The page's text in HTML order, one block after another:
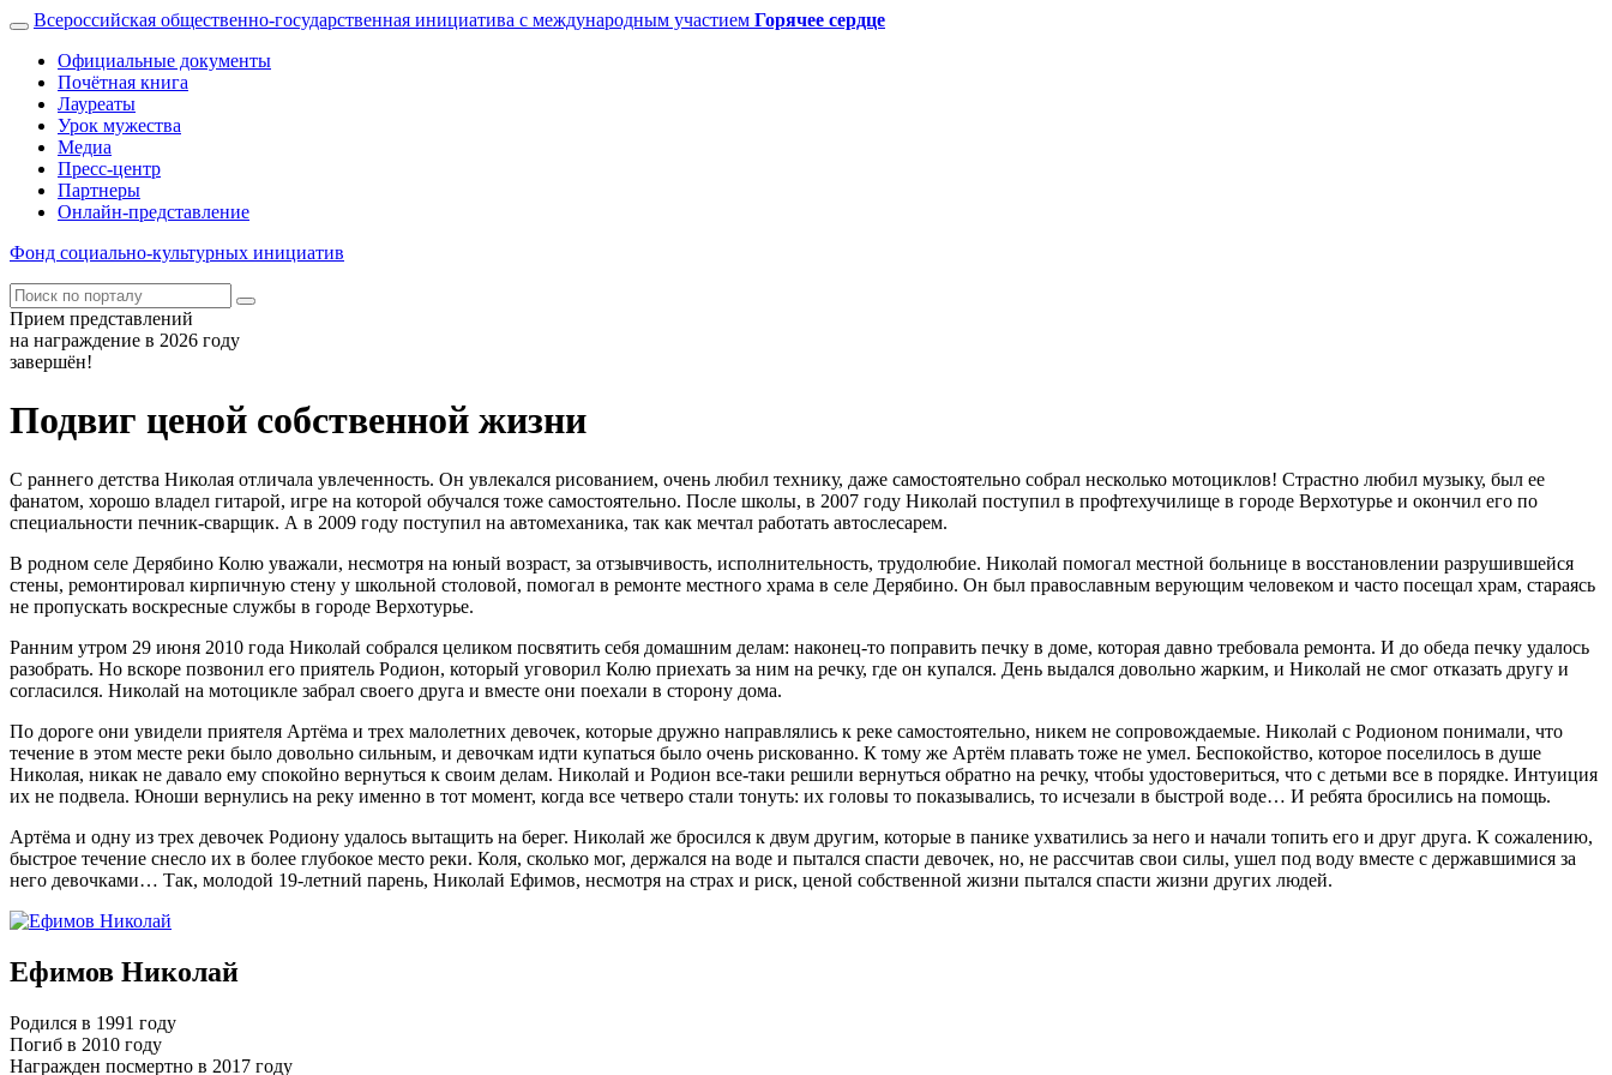
Всероссийская общественно-государственная инициатива с международным участием Горячее сердце
Официальные документы
Почётная книга
Лауреаты
Урок мужества
Медиа
Пресс-центр
Партнеры
Онлайн-представление
Фонд социально-культурных инициатив
Прием представлений
на награждение в 2026 году
завершён!
Подвиг ценой собственной жизни
С раннего детства Николая отличала увлеченность. Он увлекался рисованием, очень любил технику, даже самостоятельно собрал несколько мотоциклов! Страстно любил музыку, был ее
фанатом, хорошо владел гитарой, игре на которой обучался тоже самостоятельно. После школы, в 2007 году Николай поступил в профтехучилище в городе Верхотурье и окончил его по
специальности печник-сварщик. А в 2009 году поступил на автомеханика, так как мечтал работать автослесарем.
В родном селе Дерябино Колю уважали, несмотря на юный возраст, за отзывчивость, исполнительность, трудолюбие. Николай помогал местной больнице в восстановлении разрушившейся
стены, ремонтировал кирпичную стену у школьной столовой, помогал в ремонте местного храма в селе Дерябино. Он был православным верующим человеком и часто посещал храм, стараясь
не пропускать воскресные службы в городе Верхотурье.
Ранним утром 29 июня 2010 года Николай собрался целиком посвятить себя домашним делам: наконец-то поправить печку в доме, которая давно требовала ремонта. И до обеда печку удалось
разобрать. Но вскоре позвонил его приятель Родион, который уговорил Колю приехать за ним на речку, где он купался. День выдался довольно жарким, и Николай не смог отказать другу и
согласился. Николай на мотоцикле забрал своего друга и вместе они поехали в сторону дома.
По дороге они увидели приятеля Артёма и трех малолетних девочек, которые дружно направлялись к реке самостоятельно, никем не сопровождаемые. Николай с Родионом понимали, что
течение в этом месте реки было довольно сильным, и девочкам идти купаться было очень рискованно. К тому же Артём плавать тоже не умел. Беспокойство, которое поселилось в душе
Николая, никак не давало ему спокойно вернуться к своим делам. Николай и Родион все-таки решили вернуться обратно на речку, чтобы удостовериться, что с детьми все в порядке. Интуиция
их не подвела. Юноши вернулись на реку именно в тот момент, когда все четверо стали тонуть: их головы то показывались, то исчезали в быстрой воде… И ребята бросились на помощь.
Артёма и одну из трех девочек Родиону удалось вытащить на берег. Николай же бросился к двум другим, которые в панике ухватились за него и начали топить его и друг друга. К сожалению,
быстрое течение снесло их в более глубокое место реки. Коля, сколько мог, держался на воде и пытался спасти девочек, но, не рассчитав свои силы, ушел под воду вместе с державшимися за
него девочками… Так, молодой 19-летний парень, Николай Ефимов, несмотря на страх и риск, ценой собственной жизни пытался спасти жизни других людей.
Ефимов Николай
Родился в 1991 году
Погиб в 2010 году
Награжден посмертно в 2017 году